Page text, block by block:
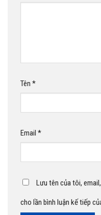
Tên *
Email *
Lưu tên của tôi,
cho lần bình luận kế tiếp